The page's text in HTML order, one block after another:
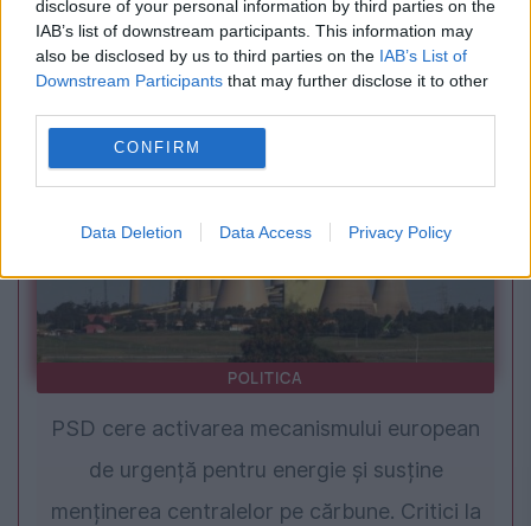
disclosure of your personal information by third parties on the
IAB’s list of downstream participants. This information may
also be disclosed by us to third parties on the IAB’s List of
Downstream Participants that may further disclose it to other
CONFIRM
Data Deletion Data Access Privacy Policy
Pax israeliana: Noua ecuație a supraviețuirii
Statului Evreu
POLITICA
PSD cere activarea mecanismului european
de urgență pentru energie și susține
menținerea centralelor pe cărbune. Critici la